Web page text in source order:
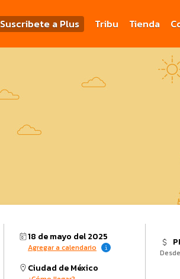
Suscribete a Plus Tribu Tienda
18 de mayo del 2025
Agregar a calendario
Ciudad de México
Desde